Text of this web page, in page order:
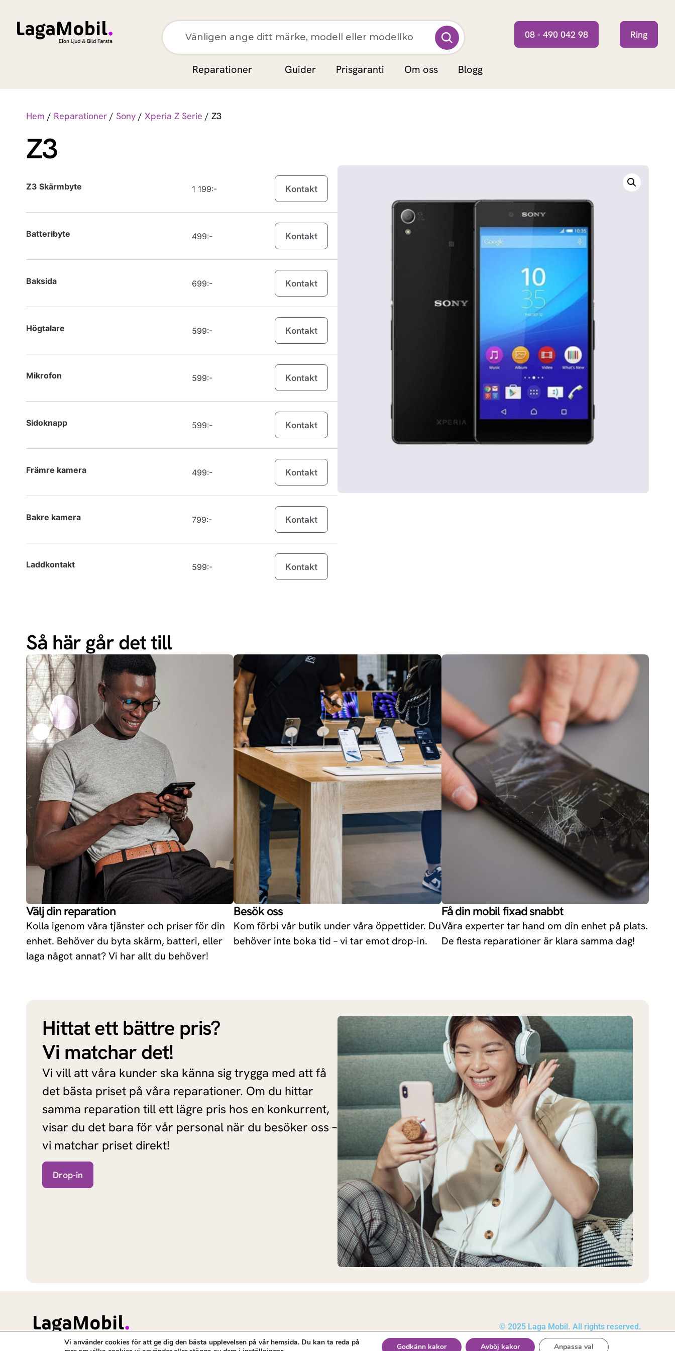
Apple MacBook Neo
Apple MacBook Air 13 inch M5 (2026)
Apple
MacBook Pro 16 inch M5 Pro (2026)
MacBook Pro 16 inch M5 Max (2026)
iPad Air 13 (2026)
iPad Air 11 (2026)
iPad Pro 11 (2025)
iPad Pro 13 (2025)
MacBook Pro 14 inch M5 (2025)
Galaxy Tab A11+
Galaxy Tab A11
iPhone 17 Pro
iPhone 17 Pro Max
Galaxy Tab S11
Galaxy Tab S11 Ultra
Galaxy Tab S10 Lite
Galaxy Z Flip7
MacBook Air 13 inch M4 (2025)
MacBook Air 15 inch M4 (2025)
iPad (2025)
iPad Air 11 (2025)
iPad Air 13 (2025)
iPhone 16e
Galaxy S25
Galaxy S25+
Samsung Galaxy S25 Ultra
Oneplus 13R
Xiaomi Redmi 14C 5G
Enjoy 70X
Xiaomi Redmi Turbo 4
08 - 490 042 98 Ring
Reparationer Guider Prisgaranti Om oss Blogg
Hem / Reparationer / Sony / Xperia Z Serie / Z3
Z3
Z3 Skärmbyte 1 199:- Kontakt
Batteribyte 499:- Kontakt
Baksida 699:- Kontakt
Högtalare 599:- Kontakt
Mikrofon 599:- Kontakt
Sidoknapp 599:- Kontakt
Främre kamera 499:- Kontakt
Bakre kamera 799:- Kontakt
Laddkontakt 599:- Kontakt
Så här går det till
Välj din reparation
Kolla igenom våra tjänster och priser för din
enhet. Behöver du byta skärm, batteri, eller
laga något annat? Vi har allt du behöver!
Besök oss
Kom förbi vår butik under våra öppettider. Du
behöver inte boka tid – vi tar emot drop-in.
Få din mobil fixad snabbt
Våra experter tar hand om din enhet på plats.
De flesta reparationer är klara samma dag!
Hittat ett bättre pris?
Vi matchar det!
Vi vill att våra kunder ska känna sig trygga med att få
det bästa priset på våra reparationer. Om du hittar
samma reparation till ett lägre pris hos en konkurrent,
visar du det bara för vår personal när du besöker oss –
vi matchar priset direkt!
Drop-in
© 2025 Laga Mobil. All rights reserved.
Vi använder cookies för att ge dig den bästa upplevelsen på vår hemsida. Du kan ta reda på
Godkänn kakor Avböj kakor Anpassa val